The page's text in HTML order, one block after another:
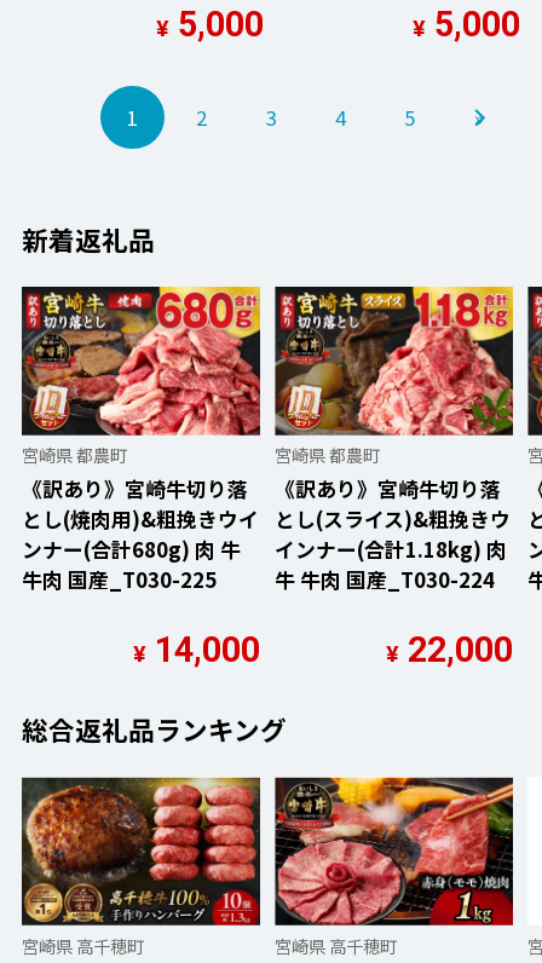
¥5,000 ¥5,000
1 2 3 4 5 »
新着返礼品
宮崎県 都農町
《訳あり》宮崎牛切り落
とし(焼肉用)&粗挽きウイ
ンナー(合計680g) 肉 牛
牛肉 国産_T030-225
¥ 14,000
宮崎県 都農町
《訳あり》宮崎牛切り落
とし(スライス)&粗挽きウ
インナー(合計1.18kg) 肉
牛 牛肉 国産_T030-224
¥ 22,000
総合返礼品ランキング
宮崎県 高千穂町 宮崎県 高千穂町